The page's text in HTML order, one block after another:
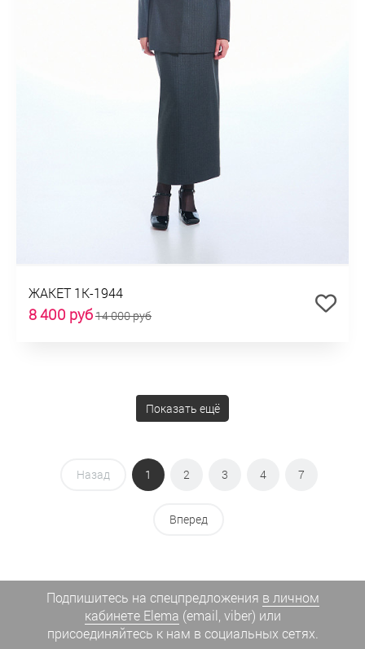
ЖАКЕТ 1К-1944
8 400 руб14 000 руб
Показать ещё
Назад 1 2 3 4 7
Вперед
Подпишитесь на спецпредложения в личном
кабинете Elema (email, viber) или
присоединяйтесь к нам в социальных сетях.